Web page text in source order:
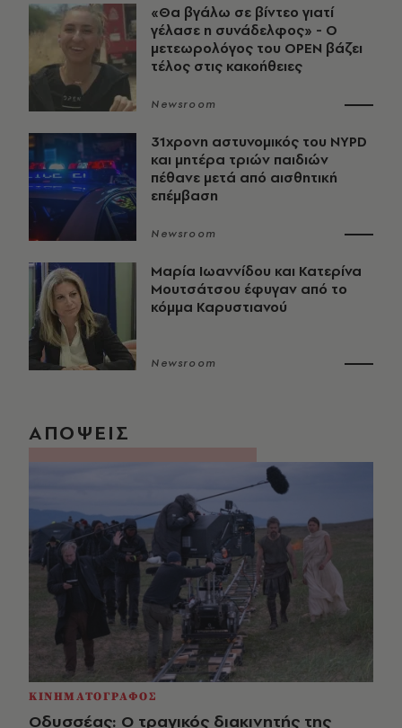
«Θα βγάλω σε βίντεο γιατί
γέλασε η συνάδελφος» - Ο
μετεωρολόγος του OPEN βάζει
τέλος στις κακοήθειες
Newsroom
31χρονη αστυνομικός του NYPD
και μητέρα τριών παιδιών
πέθανε μετά από αισθητική
επέμβαση
Newsroom
Μαρία Ιωαννίδου και Κατερίνα
Μουτσάτσου έφυγαν από το
κόμμα Καρυστιανού
Newsroom
ΑΠΟΨΕΙΣ
ΚΙΝΗΜΑΤΟΓΡΑΦΟΣ
Οδυσσέας: Ο τραγικός διακινητής της